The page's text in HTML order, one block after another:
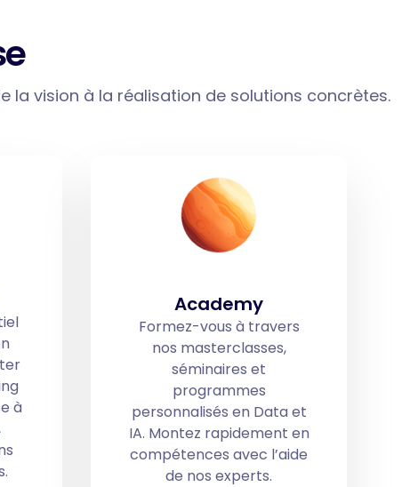
la vision à la réalisation de solutions concrètes.
à
Academy
Formez-vous à travers
nos masterclasses,
séminaires et
programmes
personnalisés en Data et
IA. Montez rapidement en
compétences avec l’aide
de nos experts.